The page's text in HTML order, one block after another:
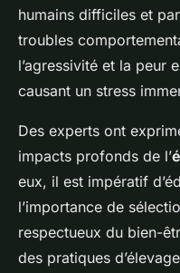
humains difficiles et
troubles
l’agressivité et la peur
causant un stress
Des experts ont
impacts profonds de l’
eux, il est impératif
l’importance de
respectueux du bien-
des pratiques